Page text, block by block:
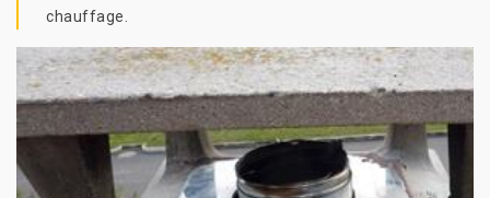
chauffage.